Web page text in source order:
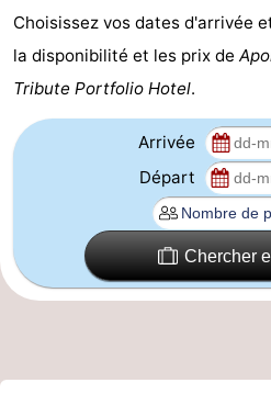
Choisissez vos dates d'arrivée
la disponibilité et les prix de
Tribute Portfolio Hotel.
Arrivée
Départ
Chercher